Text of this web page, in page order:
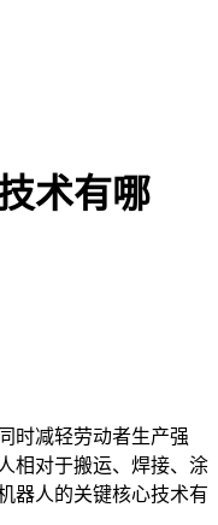
术有哪
时减轻劳动者生产强
相对于搬运、焊接、涂
器人的关键核心技术有